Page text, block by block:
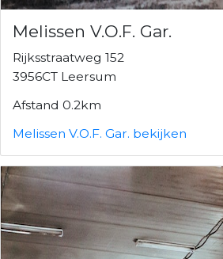
Melissen V.O.F. Gar.
Rijksstraatweg 152
3956CT Leersum
Afstand 0.2km
Melissen V.O.F. Gar. bekijken